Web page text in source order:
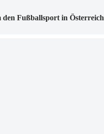
den Fußballsport in Österreich